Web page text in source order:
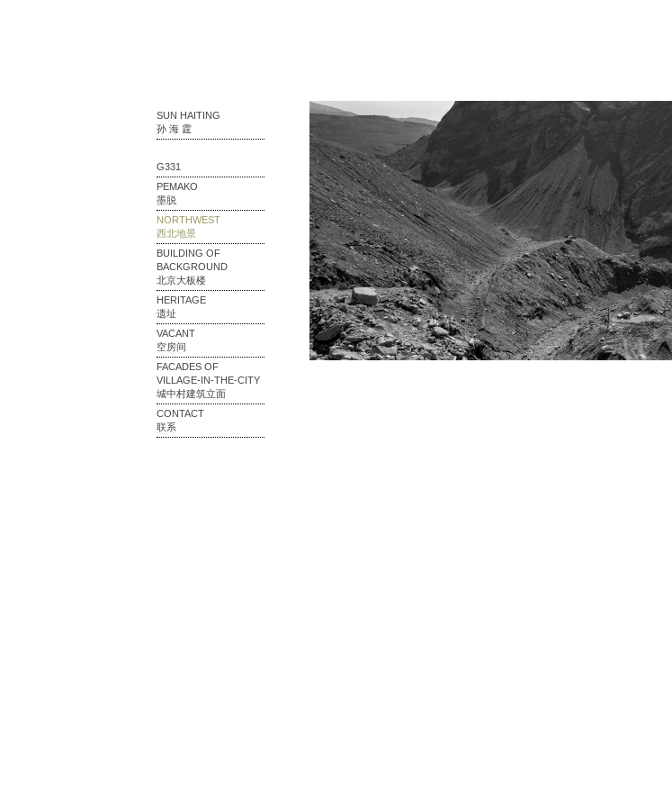
SUN HAITING
孙 海 霆
G331
PEMAKO
墨脱
NORTHWEST
西北地景
BUILDING OF
BACKGROUND
北京大板楼
HERITAGE
遗址
VACANT
空房间
FACADES OF
VILLAGE-IN-THE-CITY
城中村建筑立面
CONTACT
联系